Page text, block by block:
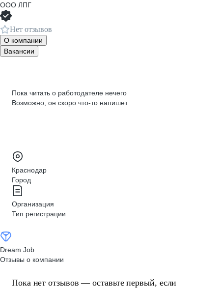
ООО ЛПГ
Нет отзывов
О компании
Вакансии
Пока читать о работодателе нечего
Возможно, он скоро что‑то напишет
Краснодар
Город
Организация
Тип регистрации
Dream Job
Отзывы о компании
Пока нет отзывов — оставьте первый, если